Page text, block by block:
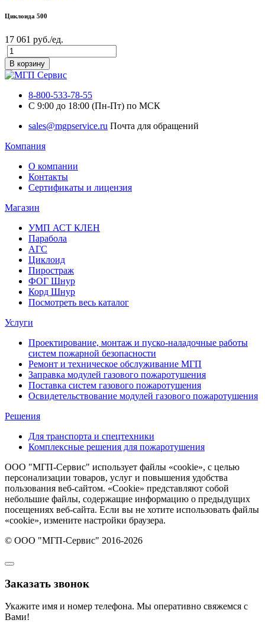
Циклоида 500
17 061 руб./ед.
В корзину
8-800-533-78-55
C 9:00 до 18:00 (Пн-Пт) по МСК
sales@mgpservice.ru Почта для обращений
Компания
О компании
Контакты
Сертификаты и лицензия
Магазин
УМП АСТ КЛЕН
Парабола
АГС
Циклоид
Пиростраж
ФОГ Шнур
Корд Шнур
Посмотреть весь каталог
Услуги
Проектирование, монтаж и пуско-наладочные работы
систем пожарной безопасности
Ремонт и техническое обслуживание МГП
Заправка модулей газового пожаротушения
Поставка систем газового пожаротушения
Освидетельствование модулей газового пожаротушения
Решения
Для транспорта и спецтехники
Комплексные решения для пожаротушения
ООО "МГП-Сервис" использует файлы «cookie», с целью
персонализации товаров, услуг и повышения удобства
пользования веб-сайтом. «Cookie» представляют собой
небольшие файлы, содержащие информацию о предыдущих
посещениях веб-сайта. Если вы не хотите использовать файлы
«cookie», измените настройки браузера.
© ООО "МГП-Сервис" 2016-2026
Заказать звонок
Укажите имя и номер телефона. Мы оперативно свяжемся с
Вами!